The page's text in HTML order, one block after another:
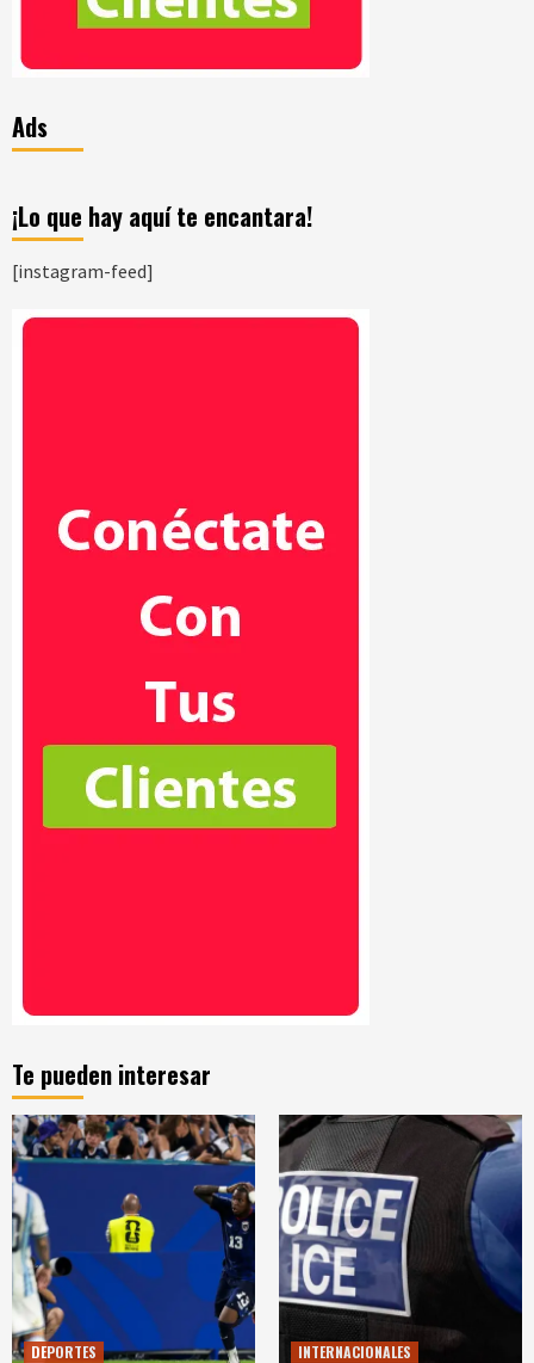
Ads
¡Lo que hay aquí te encantara!
[instagram-feed]
Te pueden interesar
DEPORTES INTERNACIONALES